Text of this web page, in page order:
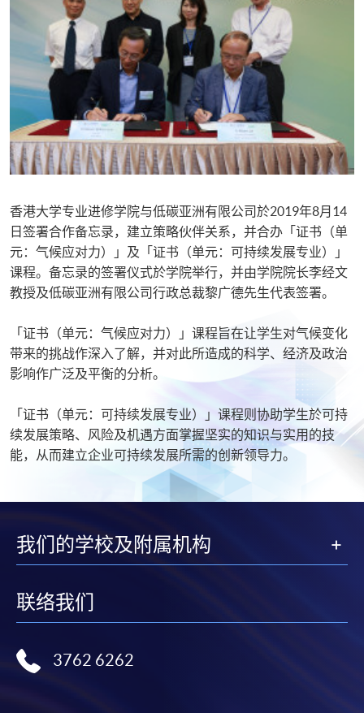
香港大学专业进修学院与低碳亚洲有限公司於2019年8月14
日签署合作备忘录，建立策略伙伴关系，并合办「证书（单
元：气候应对力）」及「证书（单元：可持续发展专业）」
课程。备忘录的签署仪式於学院举行，并由学院院长李经文
教授及低碳亚洲有限公司行政总裁黎广德先生代表签署。
「证书（单元：气候应对力）」课程旨在让学生对气候变化
带来的挑战作深入了解，并对此所造成的科学、经济及政治
影响作广泛及平衡的分析。
「证书（单元：可持续发展专业）」课程则协助学生於可持
续发展策略、风险及机遇方面掌握坚实的知识与实用的技
能，从而建立企业可持续发展所需的创新领导力。
我们的学校及附属机构
联络我们
3762 6262